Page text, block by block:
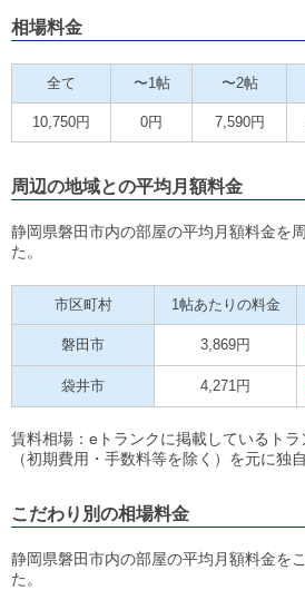
相場料金
全て 〜1帖 〜2帖
10,750円 0円 7,590円
周辺の地域との平均月額料金
静岡県磐田市内の部屋の平均月額料金を
た。
市区町村 1帖あたりの料金
磐田市 3,869円
袋井市 4,271円
賃料相場：eトランクに掲載しているト
（初期費用・手数料等を除く）を元に独
こだわり別の相場料金
静岡県磐田市内の部屋の平均月額料金を
た。